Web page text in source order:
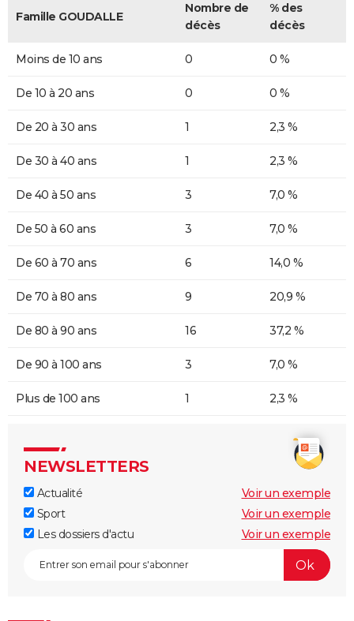
Famille GOUDALLE
Nombre de
décès
% des
décès
Moins de 10 ans 0 0 %
De 10 à 20 ans 0 0 %
De 20 à 30 ans 1 2,3 %
De 30 à 40 ans 1 2,3 %
De 40 à 50 ans 3 7,0 %
De 50 à 60 ans 3 7,0 %
De 60 à 70 ans 6 14,0 %
De 70 à 80 ans 9 20,9 %
De 80 à 90 ans 16 37,2 %
De 90 à 100 ans 3 7,0 %
Plus de 100 ans 1 2,3 %
NEWSLETTERS
Actualité
Voir un exemple
Sport
Voir un exemple
Les dossiers d'actu
Voir un exemple